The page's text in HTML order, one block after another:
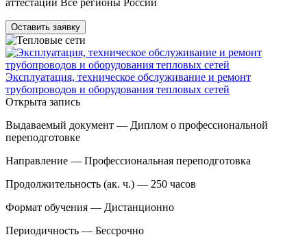
Оставить заявку
Эксплуатация, техническое обслуживание и ремонт
трубопроводов и оборудования тепловых сетей
Открыта запись
Выдаваемый документ — Диплом о профессиональной
переподготовке
Направление — Профессиональная переподготовка
Продолжительность (ак. ч.) — 250 часов
Формат обучения — Дистанционно
Периодичность — Бессрочно